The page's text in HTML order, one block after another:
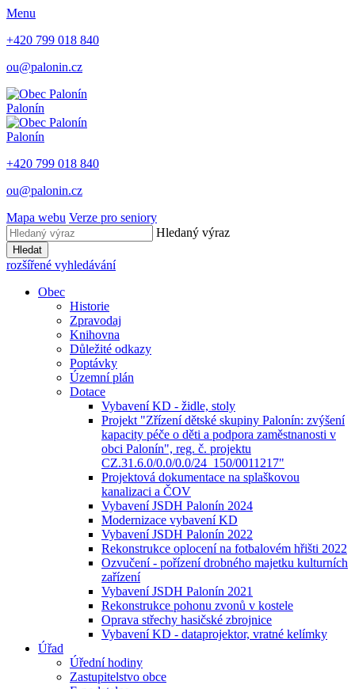
Menu
+420 799 018 840
ou@palonin.cz
Palonín
Palonín
+420 799 018 840
ou@palonin.cz
Mapa webu Verze pro seniory
Hledaný výraz
Hledat
rozšířené vyhledávání
Obec
Historie
Zpravodaj
Knihovna
Důležité odkazy
Poptávky
Územní plán
Dotace
Vybavení KD - židle, stoly
Projekt "Zřízení dětské skupiny Palonín: zvýšení
kapacity péče o děti a podpora zaměstnanosti v
obci Palonín", reg. č. projektu
CZ.31.6.0/0.0/0.0/24_150/0011217"
Projektová dokumentace na splaškovou
kanalizaci a ČOV
Vybavení JSDH Palonín 2024
Modernizace vybavení KD
Vybavení JSDH Palonín 2022
Rekonstrukce oplocení na fotbalovém hřišti 2022
Ozvučení - pořízení drobného majetku kulturních
zařízení
Vybavení JSDH Palonín 2021
Rekonstrukce pohonu zvonů v kostele
Oprava střechy hasičské zbrojnice
Vybavení KD - dataprojektor, vratné kelímky
Úřad
Úřední hodiny
Zastupitelstvo obce